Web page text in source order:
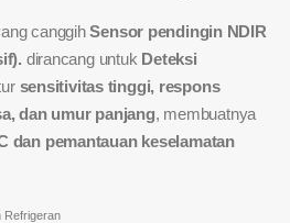
canggihSensor pendingin NDIR
dirancang untuk Deteksi
sensitivitas tinggi, respons
dan umur panjang, membuatnya
dan pemantauan keselamatan
Refrigeran